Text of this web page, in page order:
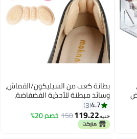
بطانة كعب من السيليكون/القماش،
وسائد مبطنة للأحذية الفضفاضة،
وسائد كعب مريحة للأحذية الكبيرة
جدًا للرجال والنساء، حشوة لتحسين
ملاءمة الحذاء وراحته، تمنع انزلاق
الكعب وظهور البثور متعدد الالوان
4.7
3
جنيه119.22
150 خصم 20%